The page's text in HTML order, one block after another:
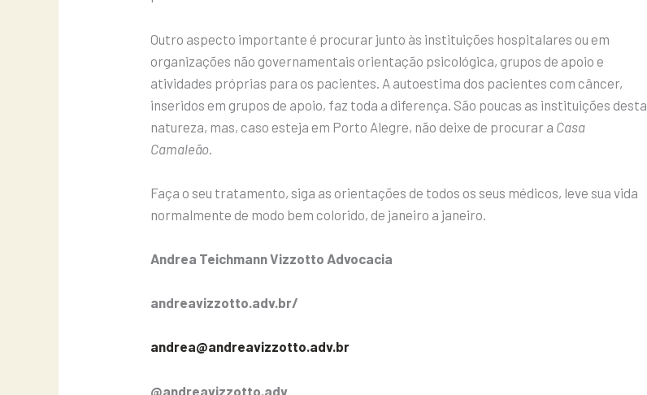
Outro aspecto importante é procurar junto às instituições hospitalares ou em
organizações não governamentais orientação psicológica, grupos de apoio e
atividades próprias para os pacientes. A autoestima dos pacientes com câncer,
inseridos em grupos de apoio, faz toda a diferença. São poucas as instituições desta
natureza, mas, caso esteja em Porto Alegre, não deixe de procurar a Casa
Camaleão
Faça o seu tratamento, siga as orientações de todos os seus médicos, leve sua vida
normalmente de modo bem colorido, de janeiro a janeiro.
Andrea Teichmann Vizzotto Advocacia
andreavizzotto.adv.br/
andrea@andreavizzotto.adv.br
@andreavizzotto.adv